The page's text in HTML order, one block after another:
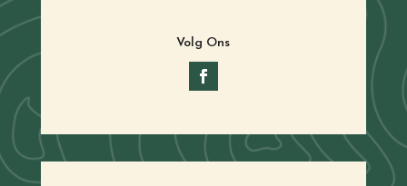
Volg Ons